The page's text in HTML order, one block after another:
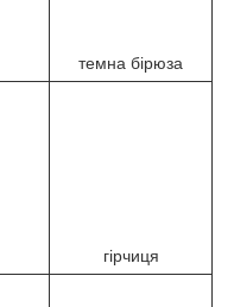
темна бірюза
гірчиця